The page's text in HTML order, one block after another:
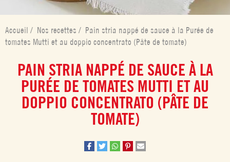
Accueil / Nos recettes / Pain stria nappé de sauce à la Purée de
tomates Mutti et au doppio concentrato (Pâte de tomate)
PAIN STRIA NAPPÉ DE SAUCE À LA
PURÉE DE TOMATES MUTTI ET AU
DOPPIO CONCENTRATO (PÂTE DE
TOMATE)